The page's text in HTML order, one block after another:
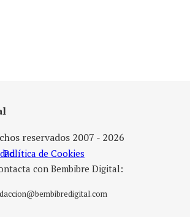
reservados 2007 - 2026
Política de Cookies
con Bembibre Digital: